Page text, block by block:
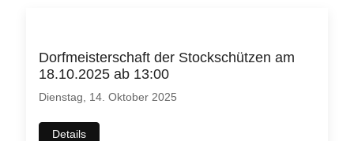
Dorfmeisterschaft der Stockschützen am
18.10.2025 ab 13:00
Dienstag, 14. Oktober 2025
Details